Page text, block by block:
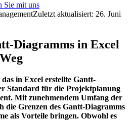
Sie mit uns
Zuletzt aktualisiert: 26. Juni
Diagramms in Excel
in Excel erstellte Gantt-
Standard für die Projektplanung
Mit zunehmendem Umfang der
die Grenzen des Gantt-Diagramms
als Vorteile bringen. Obwohl es